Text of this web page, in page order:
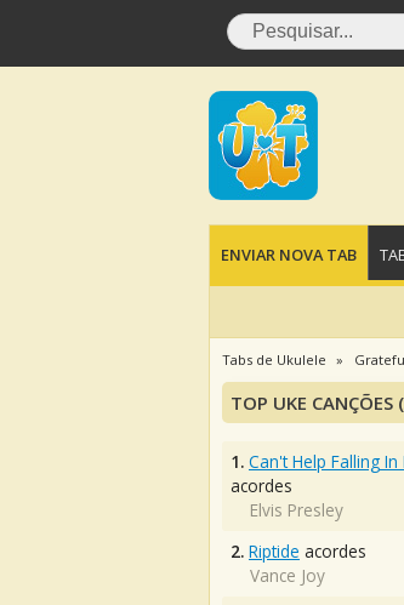
ENVIAR NOVA TAB
Tabs de Ukulele
TOP UKE CANÇÕES
1. Can't Help Falling
acordes
Elvis Presley
2. Riptide acordes
Vance Joy